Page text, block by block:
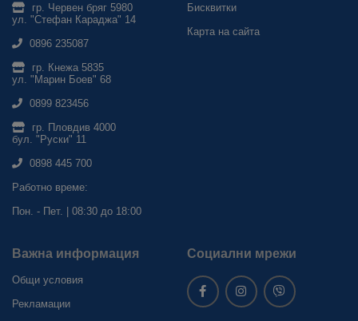
гр. Червен бряг 5980
ул. "Стефан Караджа" 14
0896 235087
гр. Кнежа 5835
ул. "Марин Боев" 68
0899 823456
гр. Пловдив 4000
бул. "Руски" 11
0898 445 700
Работно време:
Пон. - Пет. | 08:30 до 18:00
Бисквитки
Карта на сайта
Важна информация
Общи условия
Рекламации
Социални мрежи